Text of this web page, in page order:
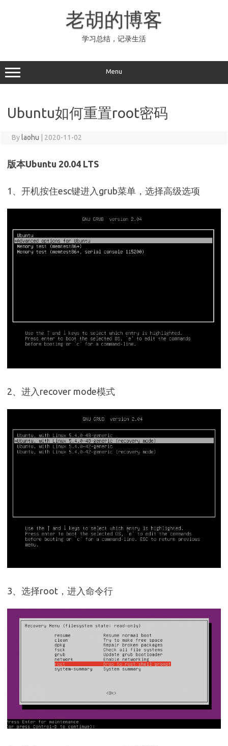
老胡的博客
学习总结，记录生活
Menu
Ubuntu如何重置root密码
By laohu 2020-11-02
版本Ubuntu 20.04 LTS
1、开机按住esc键进入grub菜单，选择高级选项
2、进入recover mode模式
3、选择root，进入命令行